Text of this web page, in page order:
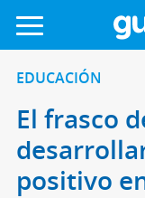
EDUCACIÓN
El frasco
positivo